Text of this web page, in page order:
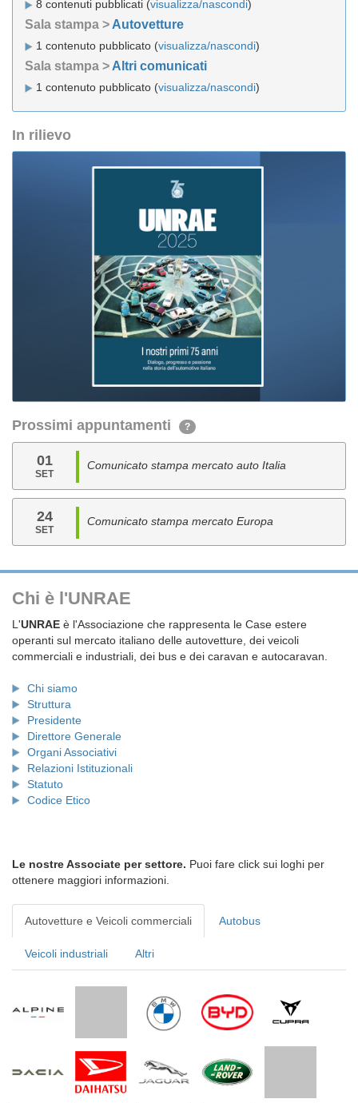
8 contenuti pubblicati (visualizza/nascondi)
Sala stampa > Autovetture
1 contenuto pubblicato (visualizza/nascondi)
Sala stampa > Altri comunicati
1 contenuto pubblicato (visualizza/nascondi)
In rilievo
Prossimi appuntamenti ?
01
SET
Comunicato stampa mercato auto Italia
24
SET
Comunicato stampa mercato Europa
Chi è l'UNRAE
L'UNRAE è l'Associazione che rappresenta le Case estere
operanti sul mercato italiano delle autovetture, dei veicoli
commerciali e industriali, dei bus e dei caravan e autocaravan.
Chi siamo
Struttura
Presidente
Direttore Generale
Organi Associativi
Relazioni Istituzionali
Statuto
Codice Etico
Le nostre Associate per settore. Puoi fare click sui loghi per
ottenere maggiori informazioni.
Autovetture e Veicoli commerciali Autobus
Veicoli industriali Altri